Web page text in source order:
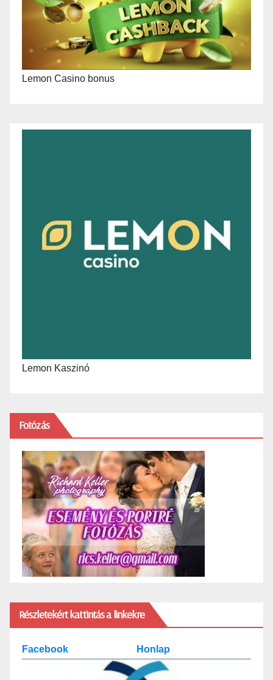
Lemon Casino bonus
Lemon Kaszinó
Fotózás
Részletekért kattintás a linkekre
Facebook Honlap